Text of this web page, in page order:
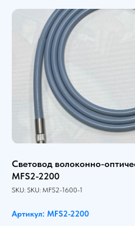
Световод волоконно-
MFS2-2200
SKU: SKU: MFS2-1600-1
Артикул: MFS2-2200